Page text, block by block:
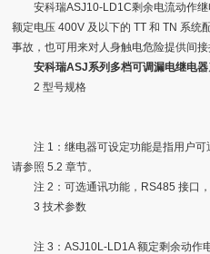
安科瑞ASJ10-LD1C剩余电流动作继
额定电压 400V 及以下的 TT 和 TN 系统
事故，也可用来对人身触电危险提供间
安科瑞ASJ系列多档可调漏电继电器
2 型号规格
注 1：继电器可设定功能是指用户可
请参照 5.2 章节。
注 2：可选通讯功能，RS485 接口，
3 技术参数
注 3：ASJ10L-LD1A 额定剩余动作